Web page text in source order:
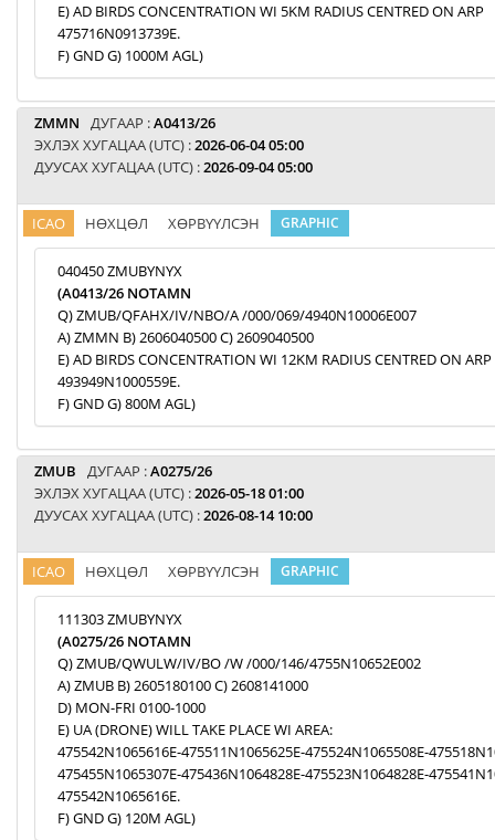
E) AD BIRDS CONCENTRATION WI 5KM RADIUS CENTRED ON ARP
475716N0913739E.
F) GND G) 1000M AGL)
ZMMN ДУГААР :A0413/26
ЭХЛЭХ ХУГАЦАА (UTC) :2026-06-04 05:00
ДУУСАХ ХУГАЦАА (UTC) :2026-09-04 05:00
ICAO НӨХЦӨЛ ХӨРВҮҮЛСЭН GRAPHIC
040450 ZMUBYNYX
(A0413/26 NOTAMN
Q) ZMUB/QFAHX/IV/NBO/A /000/069/4940N10006E007
A) ZMMN B) 2606040500 C) 2609040500
E) AD BIRDS CONCENTRATION WI 12KM RADIUS CENTRED ON ARP
493949N1000559E.
F) GND G) 800M AGL)
ZMUB ДУГААР :A0275/26
ЭХЛЭХ ХУГАЦАА (UTC) :2026-05-18 01:00
ДУУСАХ ХУГАЦАА (UTC) :2026-08-14 10:00
ICAO НӨХЦӨЛ ХӨРВҮҮЛСЭН GRAPHIC
111303 ZMUBYNYX
(A0275/26 NOTAMN
Q) ZMUB/QWULW/IV/BO /W /000/146/4755N10652E002
A) ZMUB B) 2605180100 C) 2608141000
D) MON-FRI 0100-1000
E) UA (DRONE) WILL TAKE PLACE WI AREA:
475542N1065616E-475511N1065625E-475524N1065508E-
475455N1065307E-475436N1064828E-475523N1064828E-
475542N1065616E.
F) GND G) 120M AGL)